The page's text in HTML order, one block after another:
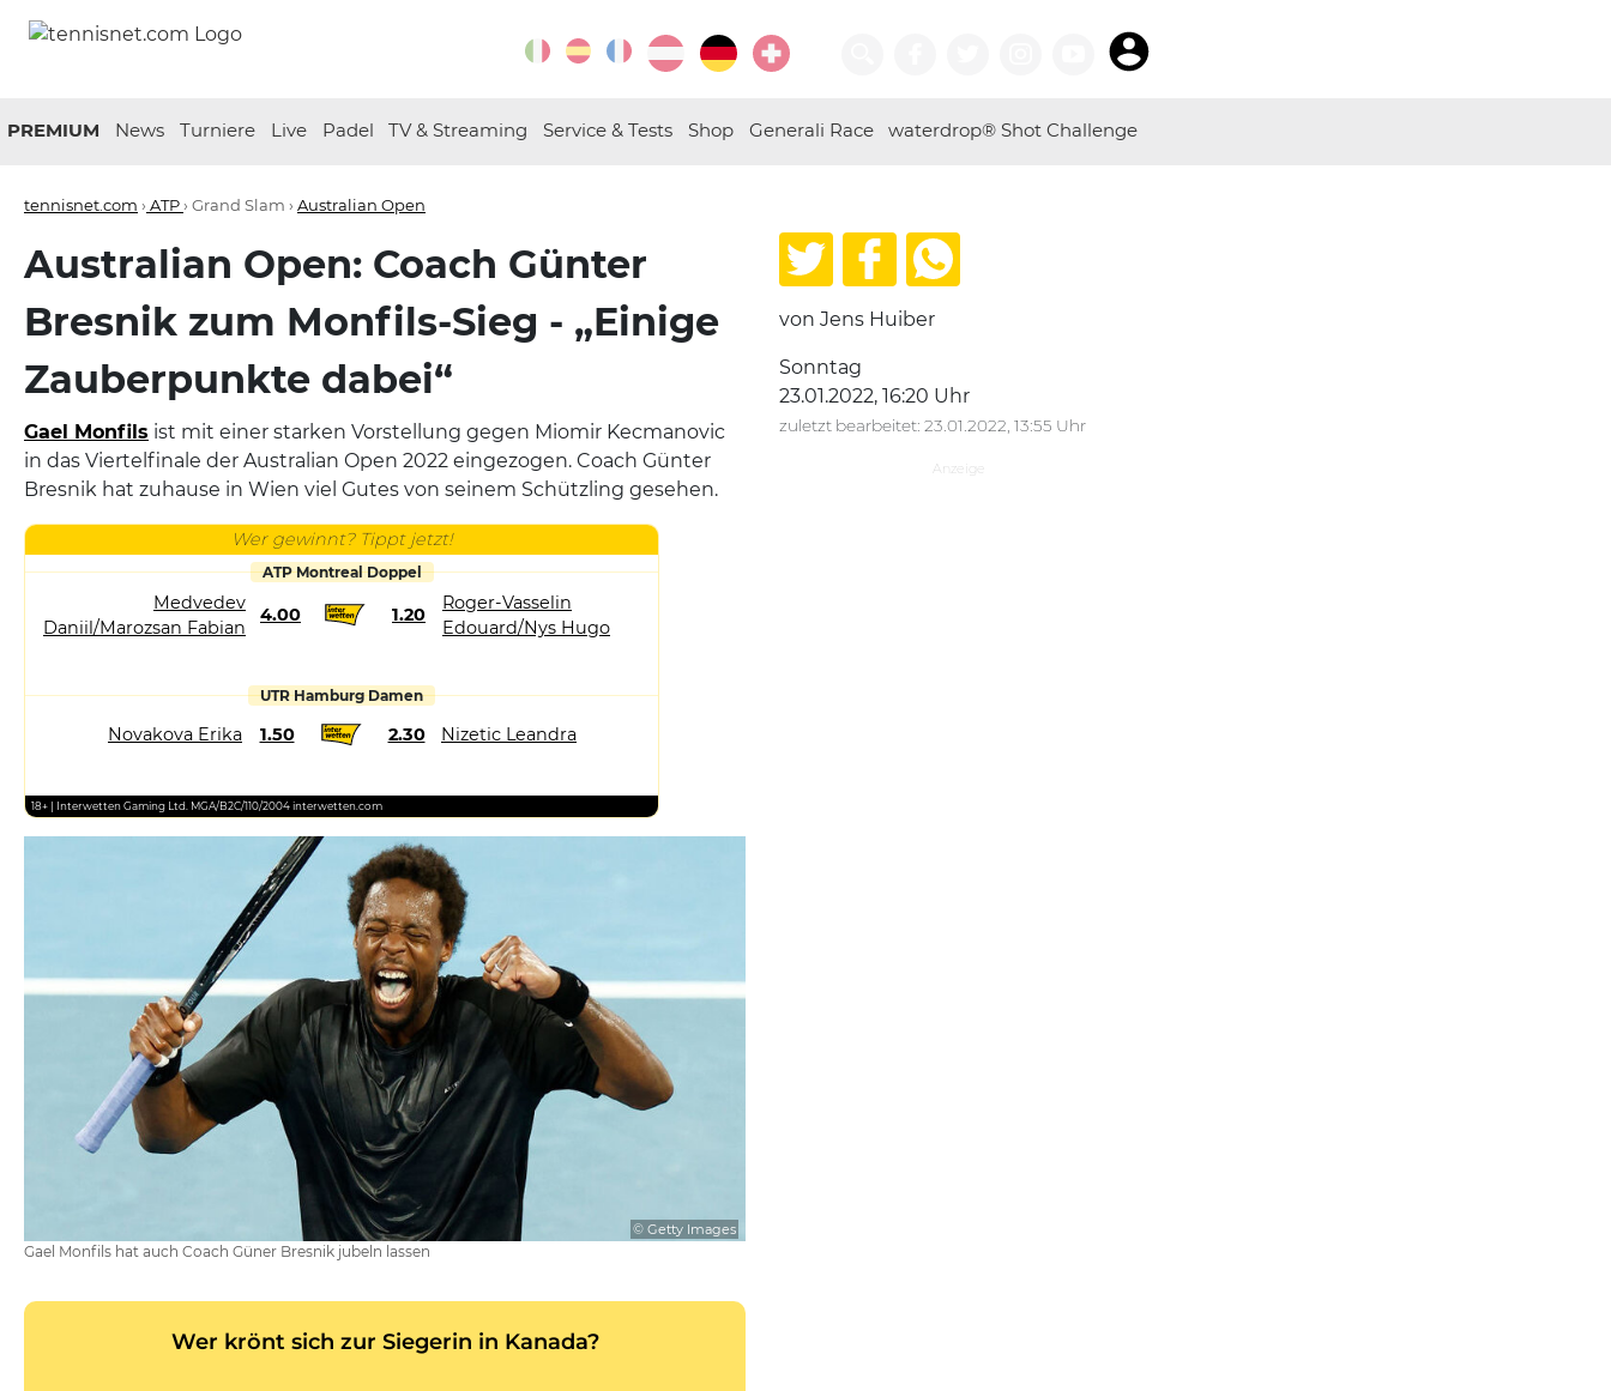
PREMIUM News Turniere Live Padel TV & Streaming Service & Tests Shop Generali Race waterdrop® Shot Challenge
tennisnet.com › ATP› Grand Slam › Australian Open
Australian Open: Coach Günter
Bresnik zum Monfils-Sieg - „Einige
Zauberpunkte dabei“
Gael Monfils ist mit einer starken Vorstellung gegen Miomir Kecmanovic
in das Viertelfinale der Australian Open 2022 eingezogen. Coach Günter
Bresnik hat zuhause in Wien viel Gutes von seinem Schützling gesehen.
Wer gewinnt? Tippt jetzt!
ATP Montreal Doppel
Medvedev
Daniil/Marozsan Fabian
4.00 1.20
Roger-Vasselin
Edouard/Nys Hugo
UTR Hamburg Damen
Novakova Erika 1.50 2.30 Nizetic Leandra
18+ | Interwetten Gaming Ltd. MGA/B2C/110/2004 interwetten.com
© Getty Images
Gael Monfils hat auch Coach Güner Bresnik jubeln lassen
von Jens Huiber
Sonntag
23.01.2022, 16:20 Uhr
zuletzt bearbeitet: 23.01.2022, 13:55 Uhr